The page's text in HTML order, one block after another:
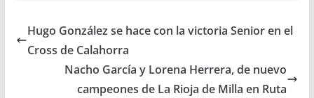
Hugo González se hace con la victoria Senior en el
Cross de Calahorra
Nacho García y Lorena Herrera, de nuevo
campeones de La Rioja de Milla en Ruta